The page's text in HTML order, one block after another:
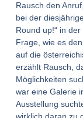
Rausch den
bei der
Round up!“ in
Frage, wie es
auf die
erzählt Rausch,
Möglichkeiten
war eine Galerie
Ausstellung